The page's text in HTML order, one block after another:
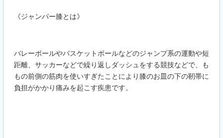
《ジャンパー膝とは》
バレーボールやバスケットボールなどのジャンプ系の運動や短
距離、サッカーなどで繰り返しダッシュをする競技などで、も
もの前側の筋肉を使いすぎたことにより膝のお皿の下の靭帯に
負担がかかり痛みを起こす疾患です。